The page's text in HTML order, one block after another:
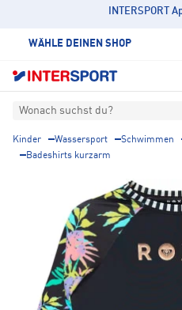
INTERSPORT
WÄHLE DEINEN SHOP
Wonach suchst du?
Kinder Wassersport Schwimmen
Badeshirts kurzarm